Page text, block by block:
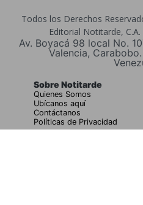
Todos los Derechos
Editorial Notitarde,
Av. Boyacá 98 local No.
Valencia,
Sobre Notitarde
Quienes Somos
Ubícanos aquí
Contáctanos
Políticas de Privacidad